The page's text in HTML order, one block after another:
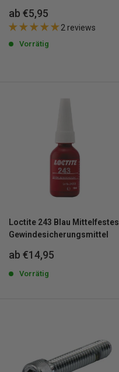
Sonderpreis
ab €5,95
2 reviews
Vorrätig
Loctite 243 Blau Mittelfestes
Gewindesicherungsmittel
Sonderpreis
ab €14,95
Vorrätig